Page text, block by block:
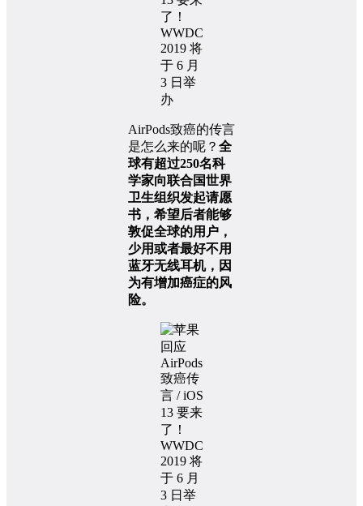
AirPods致癌的传言
是怎么来的呢？ 全
球有超过250名科
学家向联合国世界
卫生组织发起请愿
书，希望后者能够
敦促全球的用户，
少用或者最好不用
蓝牙无线耳机，因
为有增加癌症的风
险。